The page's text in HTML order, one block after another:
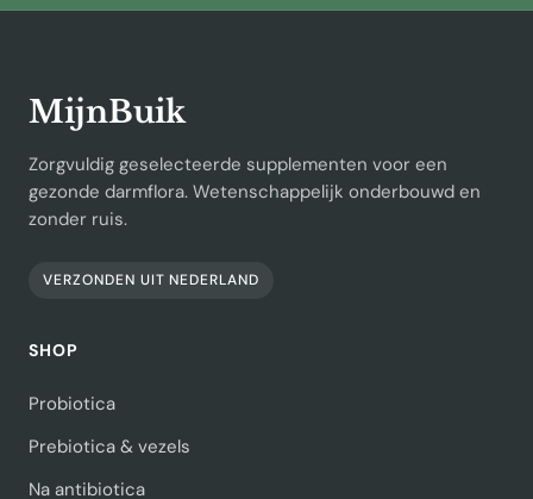
MijnBuik
Zorgvuldig geselecteerde supplementen voor een
gezonde darmflora. Wetenschappelijk onderbouwd en
zonder ruis.
VERZONDEN UIT NEDERLAND
SHOP
Probiotica
Prebiotica & vezels
Na antibiotica